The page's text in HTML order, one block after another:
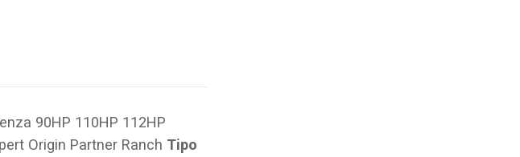
90HP 110HP 112HP
Origin Partner Ranch Tipo